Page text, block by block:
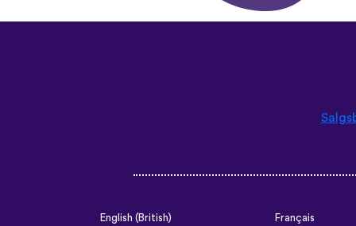
English (British)
Français
Ελληνικά
Türkçe